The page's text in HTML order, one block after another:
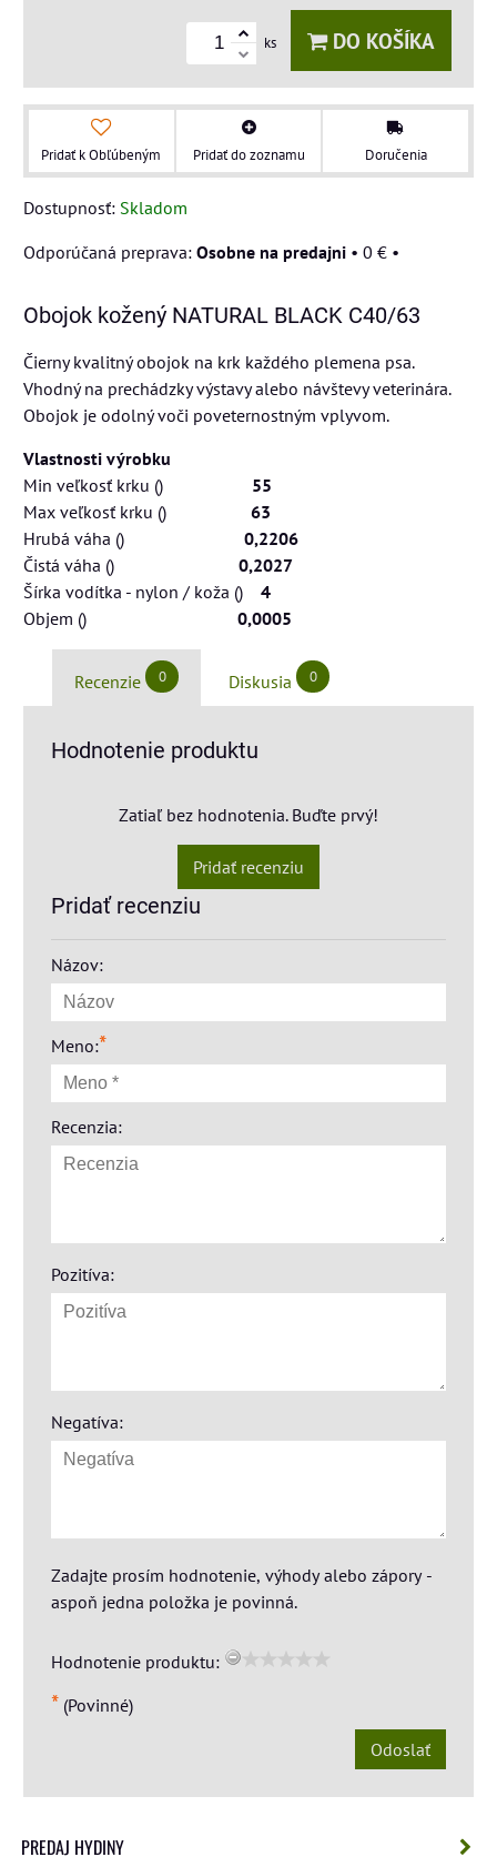
ks DO KOŠÍKA
Pridať k Obľúbeným Pridať do zoznamu Doručenia
Dostupnosť: Skladom
Osobne na predajni • 0 € •
Obojok kožený NATURAL BLACK C40/63
Čierny kvalitný obojok na krk každého plemena psa.
Vhodný na prechádzky výstavy alebo návštevy veterinára.
Obojok je odolný voči poveternostným vplyvom.
Vlastnosti výrobku
Min veľkosť krku () 55
Max veľkosť krku () 63
Hrubá váha ()
0,2206
Čistá váha () 0,2027
Šírka vodítka - nylon / koža () 4
Objem ()
0,0005
Recenzie 0 Diskusia 0
Hodnotenie produktu
Zatiaľ bez hodnotenia. Buďte prvý!
Pridať recenziu
Pridať recenziu
Názov:
Meno:*
Recenzia:
Pozitíva:
Negatíva:
Zadajte prosím hodnotenie, výhody alebo zápory -
aspoň jedna položka je povinná.
Hodnotenie produktu:
* (Povinné)
Odoslať
PREDAJ HYDINY